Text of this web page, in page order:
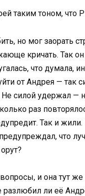
таким тоном, что
но мог заорать
кричать. Так
что думала,
от Андрея — так
силой удержал —
раз
Так и
что
и она тут
разлюбил ли её